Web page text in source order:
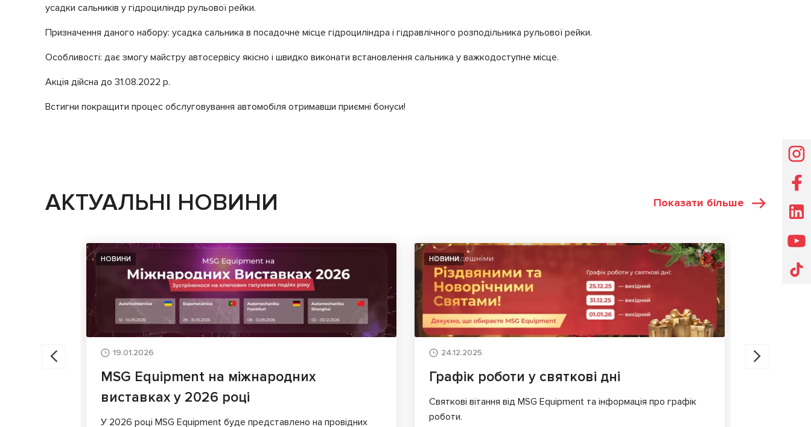
усадки сальників у гідроциліндр рульової рейки.
Призначення даного набору: усадка сальника в посадочне місце гідроциліндра і гідравлічного розподільника рульової рейки.
Особливості: дає змогу майстру автосервісу якісно і швидко виконати встановлення сальника у важкодоступне місце.
Акція дійсна до 31.08.2022 р.
Встигни покращити процес обслуговування автомобіля отримавши приємні бонуси!
АКТУАЛЬНІ НОВИНИ Показати більше
НОВИНИ
19.01.2026
MSG Equipment на міжнародних
виставках у 2026 році
У 2026 році MSG Equipment буде представлено на провідних
НОВИНИ
24.12.2025
Графік роботи у святкові дні
Святкові вітання від MSG Equipment та інформація про графік
роботи.